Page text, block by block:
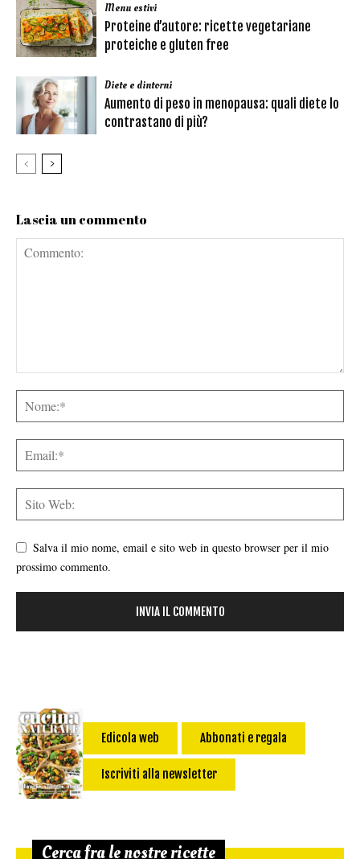
Menu estivi
Proteine d’autore: ricette vegetariane
proteiche e gluten free
Diete e dintorni
Aumento di peso in menopausa: quali diete lo
contrastano di più?
Lascia un commento
Salva il mio nome, email e sito web in questo browser per il mio
prossimo commento.
Edicola web Abbonati e regala
Iscriviti alla newsletter
Cerca fra le nostre ricette